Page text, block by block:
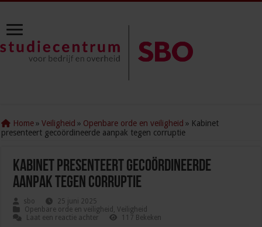
Home » Veiligheid » Openbare orde en veiligheid » Kabinet
presenteert gecoördineerde aanpak tegen corruptie
Kabinet presenteert gecoördineerde
aanpak tegen corruptie
sbo
25 juni 2025
Openbare orde en veiligheid ,Veiligheid
Laat een reactie achter
117 Bekeken